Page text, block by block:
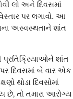
લો અને દિવસમાં
પર લગાવો. આ
અસ્વસ્થતાને શાંત
પ્રતિક્રિયાઓને શાંત
દિવસમાં બે વાર એક
થોડા દિવસોમાં
છે, તો તમારા આરોગ્ય